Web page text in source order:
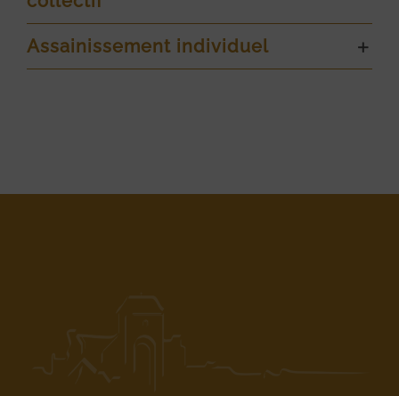
Assainissement individuel